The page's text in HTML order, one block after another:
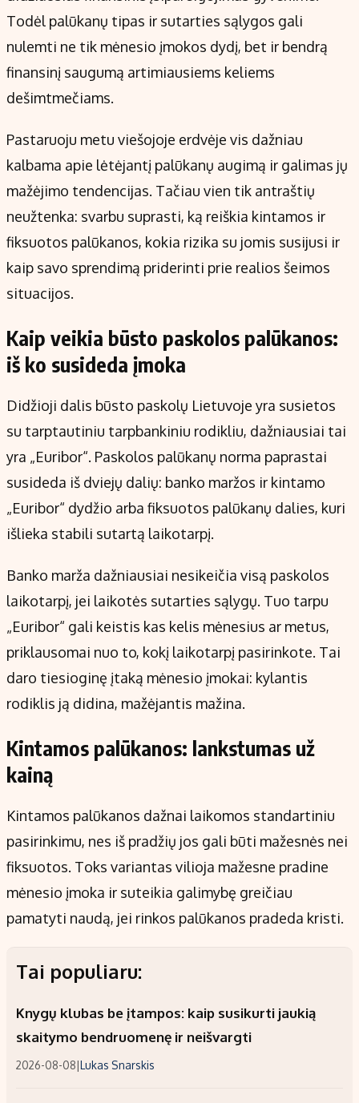
Todėl palūkanų tipas ir sutarties sąlygos gali
nulemti ne tik mėnesio įmokos dydį, bet ir bendrą
finansinį saugumą artimiausiems keliems
dešimtmečiams.
Pastaruoju metu viešojoje erdvėje vis dažniau
kalbama apie lėtėjantį palūkanų augimą ir galimas jų
mažėjimo tendencijas. Tačiau vien tik antraštių
neužtenka: svarbu suprasti, ką reiškia kintamos ir
fiksuotos palūkanos, kokia rizika su jomis susijusi ir
kaip savo sprendimą priderinti prie realios šeimos
situacijos.
Kaip veikia būsto paskolos palūkanos:
iš ko susideda įmoka
Didžioji dalis būsto paskolų Lietuvoje yra susietos
su tarptautiniu tarpbankiniu rodikliu, dažniausiai tai
yra „Euribor“. Paskolos palūkanų norma paprastai
susideda iš dviejų dalių: banko maržos ir kintamo
„Euribor“ dydžio arba fiksuotos palūkanų dalies, kuri
išlieka stabili sutartą laikotarpį.
Banko marža dažniausiai nesikeičia visą paskolos
laikotarpį, jei laikotės sutarties sąlygų. Tuo tarpu
„Euribor“ gali keistis kas kelis mėnesius ar metus,
priklausomai nuo to, kokį laikotarpį pasirinkote. Tai
daro tiesioginę įtaką mėnesio įmokai: kylantis
rodiklis ją didina, mažėjantis mažina.
Kintamos palūkanos: lankstumas už
kainą
Kintamos palūkanos dažnai laikomos standartiniu
pasirinkimu, nes iš pradžių jos gali būti mažesnės nei
fiksuotos. Toks variantas vilioja mažesne pradine
mėnesio įmoka ir suteikia galimybę greičiau
pamatyti naudą, jei rinkos palūkanos pradeda kristi.
Tai populiaru:
Knygų klubas be įtampos: kaip susikurti jaukią
skaitymo bendruomenę ir neišvargti
2026-08-08|Lukas Snarskis